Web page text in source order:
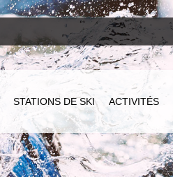
STATIONS DE SKI ACTIVITÉS